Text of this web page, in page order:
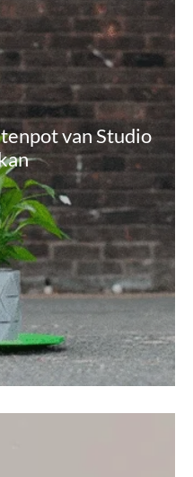
van Studio